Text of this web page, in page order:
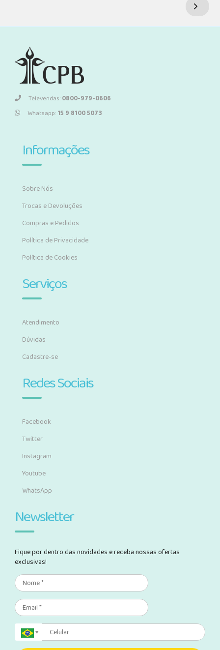
Televendas:0800-979-0606
Whatsapp:15 9 8100 5073
Informações
Sobre Nós
Trocas e Devoluções
Compras e Pedidos
Política de Privacidade
Política de Cookies
Serviços
Atendimento
Dúvidas
Cadastre-se
Redes Sociais
Facebook
Twitter
Instagram
Youtube
WhatsApp
Newsletter
Fique por dentro das novidades e receba nossas ofertas
exclusivas!